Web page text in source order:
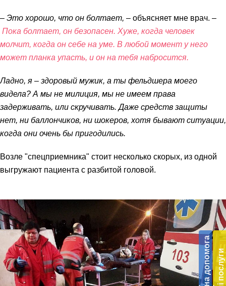
– Это хорошо, что он болтает, – объясняет мне врач. –
Пока болтает, он безопасен. Хуже, когда человек
молчит, когда он себе на уме. В любой момент у него
может планка упасть, и он на тебя набросится.
Ладно, я – здоровый мужик, а ты фельдшера моего
видела? А мы не милиция, мы не имеем права
задерживать, или скручивать. Даже средств защиты
нет, ни баллончиков, ни шокеров, хотя бывают ситуации,
когда они очень бы пригодились.
Возле "спецприемника" стоит несколько скорых, из одной
выгружают пациента с разбитой головой.